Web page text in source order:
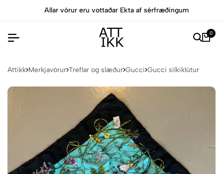
Allar vörur eru vottaðar Ekta af sérfræðingum
0
Attikk Merkjavörur Treflar og slæður Gucci Gucci silkiklútur